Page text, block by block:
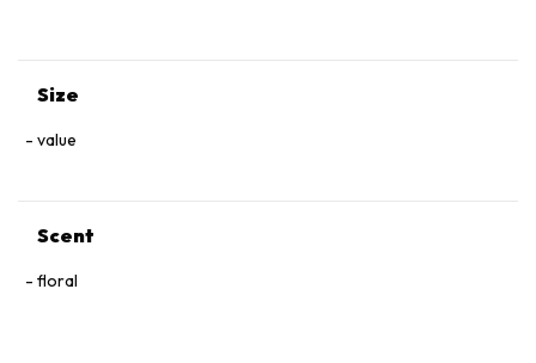
Size
value
Scent
floral